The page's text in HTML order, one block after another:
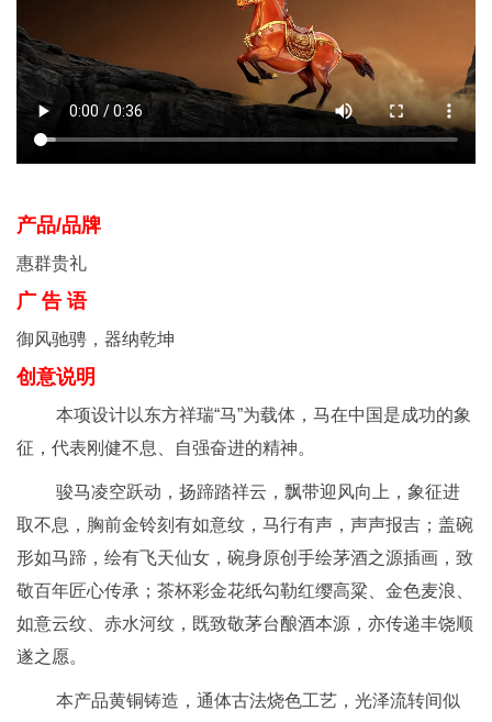
产品/品牌
惠群贵礼
广 告 语
御风驰骋，器纳乾坤
创意说明
本项设计以东方祥瑞“马”为载体，马在中国是成功的象
征，代表刚健不息、自强奋进的精神。
骏马凌空跃动，扬蹄踏祥云，飘带迎风向上，象征进
取不息，胸前金铃刻有如意纹，马行有声，声声报吉；盖碗
形如马蹄，绘有飞天仙女，碗身原创手绘茅酒之源插画，致
敬百年匠心传承；茶杯彩金花纸勾勒红缨高粱、金色麦浪、
如意云纹、赤水河纹，既致敬茅台酿酒本源，亦传递丰饶顺
遂之愿。
本产品黄铜铸造，通体古法烧色工艺，光泽流转间似